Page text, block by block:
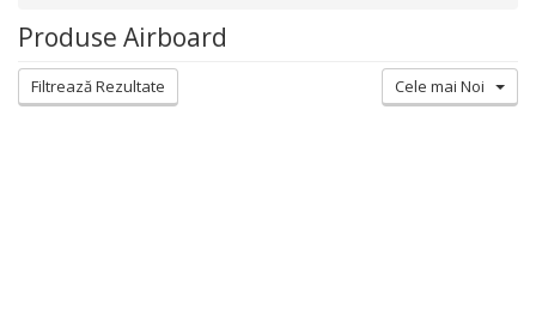
Produse Airboard
Cele mai Noi
Filtrează Rezultate